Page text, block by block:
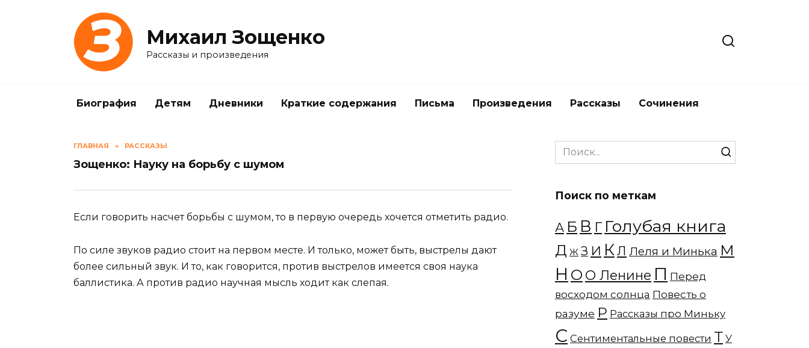
Михаил Зощенко
Рассказы и произведения
Биография Детям Дневники Краткие содержания Письма Произведения Рассказы Сочинения
ГЛАВНАЯ » РАССКАЗЫ
Зощенко: Науку на борьбу с шумом
Если говорить насчет борьбы с шумом, то в первую очередь хочется отметить радио.
По силе звуков радио стоит на первом месте. И только, может быть, выстрелы дают
более сильный звук. И то, как говорится, против выстрелов имеется своя наука
баллистика. А против радио научная мысль ходит как слепая.
Search
for:
Поиск по меткам
А Б В Г Голубая книга
Д Ж З И КЛ Леля и Минька М
Н О О Ленине П Перед
восходом солнца Повесть о
разуме Р Рассказы про Миньку
С Сентиментальные повести Т У